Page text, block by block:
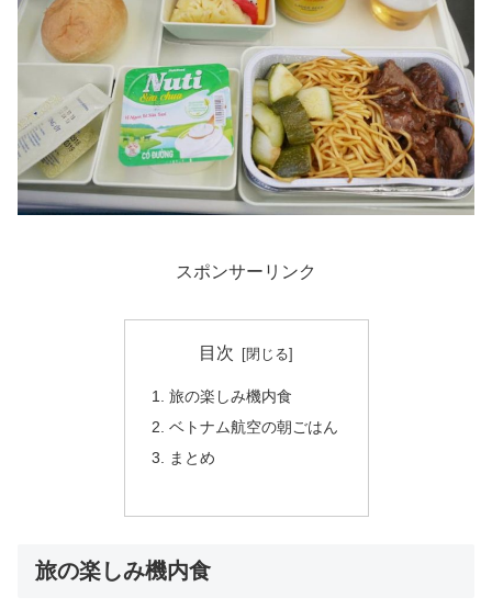
スポンサーリンク
目次
旅の楽しみ機内食
ベトナム航空の朝ごはん
まとめ
旅の楽しみ機内食